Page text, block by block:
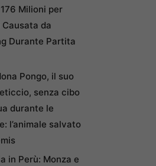
Milioni per
da
Durante Partita
Pongo, il suo
senza cibo
durante le
l’animale salvato
in Perù: Monza e